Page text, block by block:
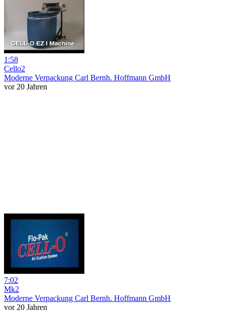
1:58
Cello2
Moderne Verpackung Carl Bernh. Hoffmann GmbH
vor 20 Jahren
7:02
Mk2
Moderne Verpackung Carl Bernh. Hoffmann GmbH
vor 20 Jahren